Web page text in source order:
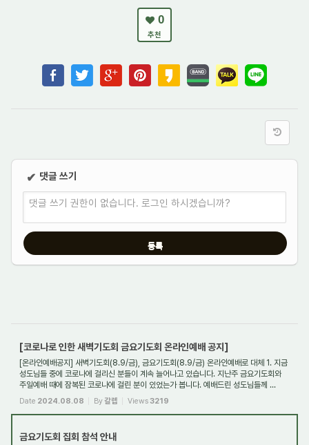
0
추천
✔ 댓글 쓰기
댓글 쓰기 권한이 없습니다. 로그인 하시겠습니까?
[코로나로 인한 새벽기도회 금요기도회 온라인예배 공지]
[온라인예배공지] 새벽기도회(8.9/금), 금요기도회(8.9/금) 온라인예배로 대체 1. 지금
성도님들 중에 코로나에 걸리신 분들이 계속 늘어나고 있습니다. 지난주 금요기도회와
주일예배 때에 잠복된 코로나에 걸린 분이 있었는가 봅니다. 예배드린 성도님들께 ...
Date 2024.08.08 By갈렙 Views3219
금요기도회 집회 참석 안내